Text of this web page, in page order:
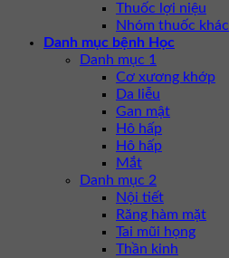
Thuốc lợi niệu
Nhóm thuốc khác
Danh mục bệnh Học
Danh mục 1
Cơ xương khớp
Da liễu
Gan mật
Hô hấp
Hô hấp
Mắt
Danh mục 2
Nội tiết
Răng hàm mặt
Tai mũi họng
Thần kinh